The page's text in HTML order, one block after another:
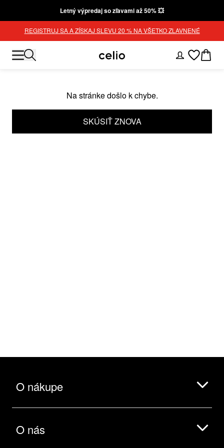
Letný výpredaj so zľavami až 50% 💥
REGISTRUJ SA A ZÍSKAJ SLEVU 20 % NA VŠETKO ZLAVNENÉ
Na stránke došlo k chybe.
SKÚSIŤ ZNOVA
O nákupe
O nás